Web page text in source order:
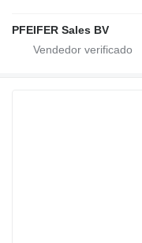
PFEIFER Sales BV